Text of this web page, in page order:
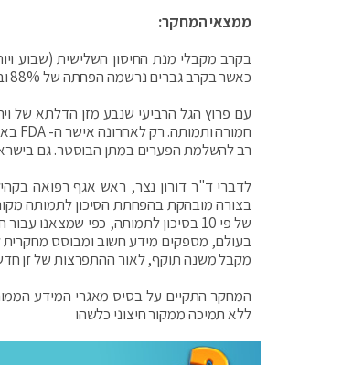
ממצאי המחקר:
כאשר בקרב גברים נרשמה הפחתה של 88% ובקרב נשים נצפתה הפחתה של 94%, בהשוואה לקבוצה שקיבלה שני חיסונים בלבד.
עם פרוץ הגל הרביעי שנבע מזן הדלתא של
רב להשלמת הפערים במתן הבוסטר. גם
לדברי ד"ר דורון נצר, ראש אגף רפואה
בצורה מובהקת בהפחתת הסיכון לתמותה
של פי 10 בסיכון לתמותה, כפי
בעולם, מספקים מידע חשוב ומבוסס מחקרית
מקבל משנה תוקף, לאור ההתפרצות של זן
המחקר התקיים על בסיס מאגרי המידע
ללא תמיכה ממקור חיצוני כלשהו